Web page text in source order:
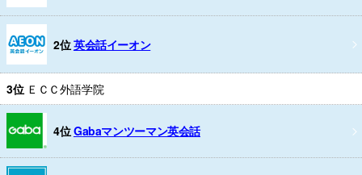
2位英会話イーオン
3位 ＥＣＣ外語学院
4位Gabaマンツーマン英会話